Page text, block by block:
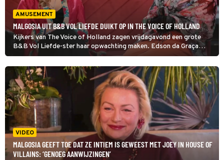
AMUSEMENT
MALGOSIA UIT B&B VOL LIEFDE DUIKT OP IN THE VOICE OF HOLLAND
Kijkers van The Voice of Holland zagen vrijdagavond een grote
B&B Vol Liefde-ster haar opwachting maken. Edson da Graça
verwelkomde niemand minder dan Malgosia. Maar zij kwam niet
zelf zingen.
VIDEO
MALGOSIA GEEFT TOE DAT ZE INTIEM IS GEWEEST MET JOEY IN HOUSE OF
VILLAINS: ‘GENOEG AANWIJZINGEN’